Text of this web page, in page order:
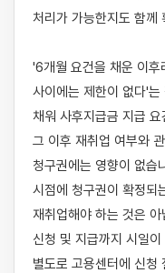
처리가 가능한지도 함께
'6개월 요건을 채운 이후
사이에는 제한이 없다'
채워 사후지급금 지급
그 이후 재취업 여부와
청구권에는 영향이 없
시점에 청구권이 확정되
재취업해야 하는 것은
신청 및 지급까지 시일
별도로 고용센터에 신청